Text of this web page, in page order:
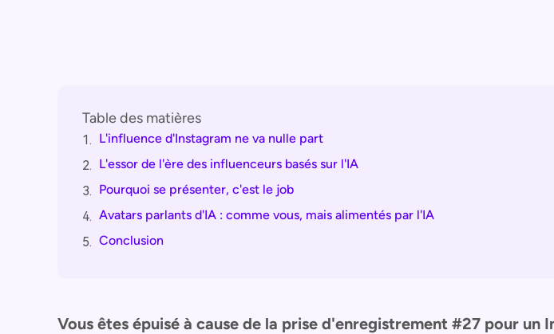
Table des matières
1. L'influence d'Instagram ne va nulle part
2. L'essor de l'ère des influenceurs basés sur l'IA
3. Pourquoi se présenter, c'est le job
4. Avatars parlants d'IA : comme vous, mais alimentés par l'IA
5. Conclusion
Vous êtes épuisé à cause de la prise d'enregistrement #27 pour un